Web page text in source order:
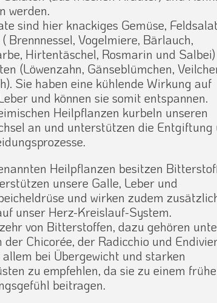
werden.
sind hier knackiges Gemüse,
Brennnessel, Vogelmiere, Bärlauch,
Hirtentäschel, Rosmarin und Salbei)
(Löwenzahn, Gänseblümchen,
Sie haben eine kühlende Wirkung auf
und können sie somit entspannen.
Heilpflanzen kurbeln unseren
an und unterstützen die Entgiftung
Heilpflanzen besitzen
unsere Galle, Leber und
und wirken zudem
unser Herz-Kreislauf-System.
von Bitterstoffen, dazu gehören
der Chicorée, der Radicchio und
bei Übergewicht und starken
zu empfehlen, da sie zu einem
beitragen.